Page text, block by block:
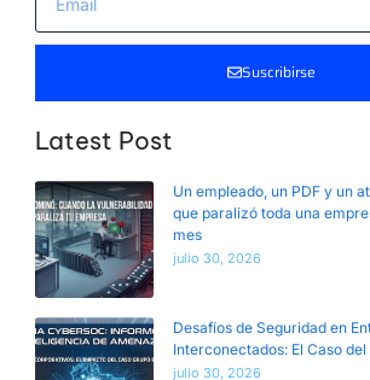
Suscribirse
Latest Post
Un empleado, un PDF y un
que paralizó toda una
mes
julio 30, 2026
Desafíos de Seguridad en
Interconectados: El Caso
julio 30, 2026